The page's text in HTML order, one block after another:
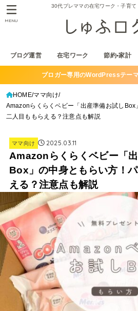
30代プレママの在宅ワーク・子育て
ブログ運営 在宅ワーク 節約•家計
MENU
ブロガー専用のWordPressテー
HOME ママ向け
Amazonらくらくベビー「出産準備お試し
二人目ももらえる？注意点も解説
ママ向け 2025.03.11
Amazonらくらくベビー「
Box」の中身ともらい方！
える？注意点も解説